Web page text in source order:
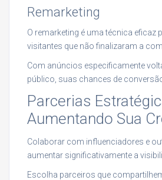
Remarketing
O remarketing é uma técnica eficaz
visitantes que não finalizaram a
Com anúncios especificamente
público, suas chances de
Parcerias
Aumentando Sua
Colaborar com influenciadores e
aumentar significativamente a
Escolha parceiros que